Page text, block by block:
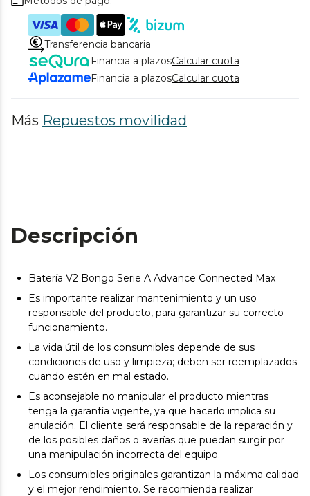
Transferencia bancaria
Financia a plazosCalcular cuota
Financia a plazosCalcular cuota
Más Repuestos movilidad
Descripción
Batería V2 Bongo Serie A Advance Connected Max
Es importante realizar mantenimiento y un uso
responsable del producto, para garantizar su correcto
funcionamiento.
La vida útil de los consumibles depende de sus
condiciones de uso y limpieza; deben ser reemplazados
cuando estén en mal estado.
Es aconsejable no manipular el producto mientras
tenga la garantía vigente, ya que hacerlo implica su
anulación. El cliente será responsable de la reparación y
de los posibles daños o averías que puedan surgir por
una manipulación incorrecta del equipo.
Los consumibles originales garantizan la máxima calidad
y el mejor rendimiento. Se recomienda realizar